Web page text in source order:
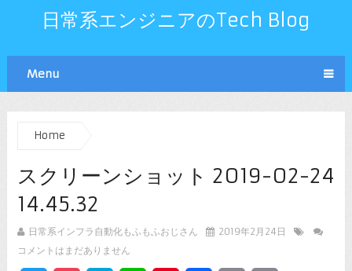
日常系エンジニアのTech Blog
Menu
Home
スクリーンショット 2019-02-24
14.45.32
日常系インフラ自動化もふもふおじさん
2019年2月24日
コメントはまだありません